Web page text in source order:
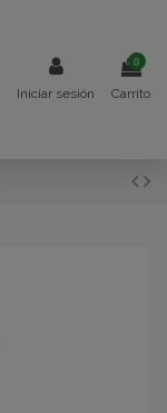
Iniciar sesión
0
Carrito